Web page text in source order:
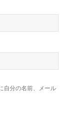
自分の名前、メール